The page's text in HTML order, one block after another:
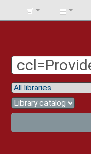
BIBLIOTECA